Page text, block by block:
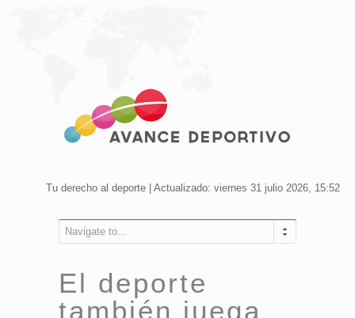
Tu derecho al deporte | Actualizado: viernes 31 julio 2026, 15:52
Navigate to...
El deporte
también juega